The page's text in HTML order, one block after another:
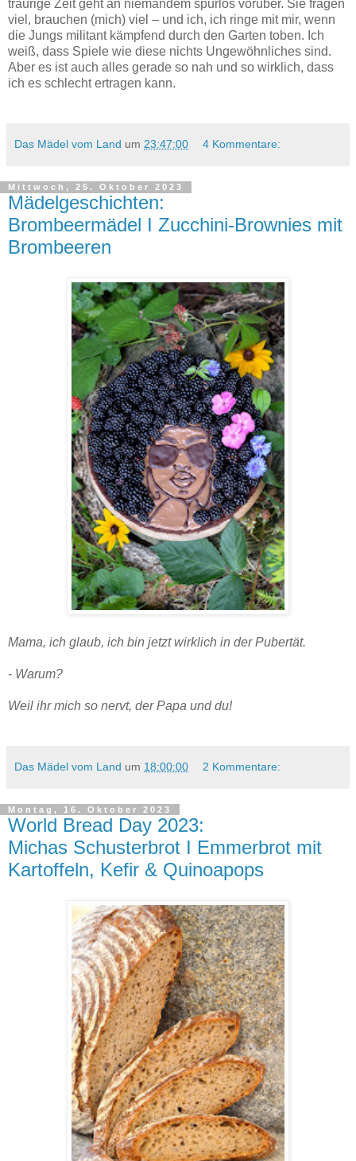
traurige Zeit geht an niemandem spurlos vorüber. Sie fragen
viel, brauchen (mich) viel – und ich, ich ringe mit mir, wenn
die Jungs militant kämpfend durch den Garten toben. Ich
weiß, dass Spiele wie diese nichts Ungewöhnliches sind.
Aber es ist auch alles gerade so nah und so wirklich, dass
ich es schlecht ertragen kann.
Das Mädel vom Land um 23:47:00 4 Kommentare:
Mittwoch, 25. Oktober 2023
Mädelgeschichten:
Brombeermädel I Zucchini-Brownies mit
Brombeeren
Mama, ich glaub, ich bin jetzt wirklich in der Pubertät.
- Warum?
Weil ihr mich so nervt, der Papa und du!
Das Mädel vom Land um 18:00:00 2 Kommentare:
Montag, 16. Oktober 2023
World Bread Day 2023:
Michas Schusterbrot I Emmerbrot mit
Kartoffeln, Kefir & Quinoapops